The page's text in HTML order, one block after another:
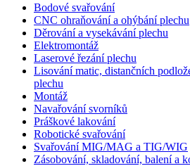
Bodové svařování
CNC ohraňování a ohýbání plechu
Děrování a vysekávání plechu
Elektromontáž
Laserové řezání plechu
Lisování matic, distančních
plechu
Montáž
Navařování svorníků
Práškové lakování
Robotické svařování
Svařování MIG/MAG a TIG/WIG
Zásobování, skladování, balení a